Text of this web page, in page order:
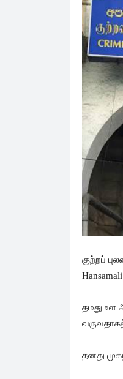
குற்றப்
தமது உள
தனது